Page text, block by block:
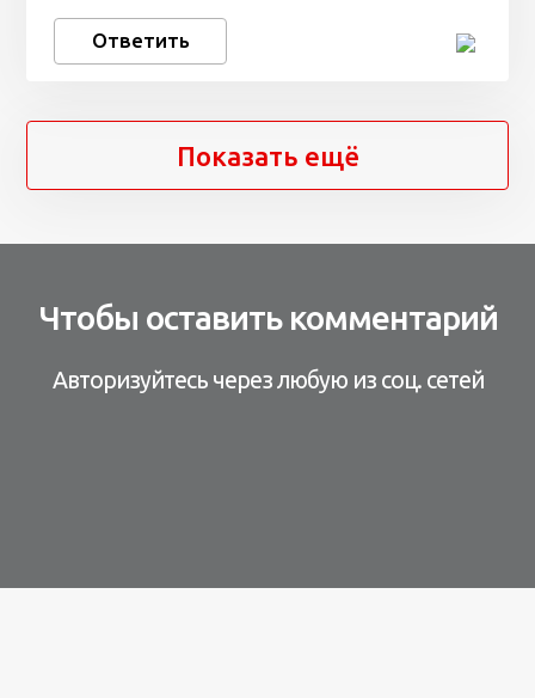
Ответить
Показать ещё
Чтобы оставить комментарий
Авторизуйтесь через любую из соц. сетей